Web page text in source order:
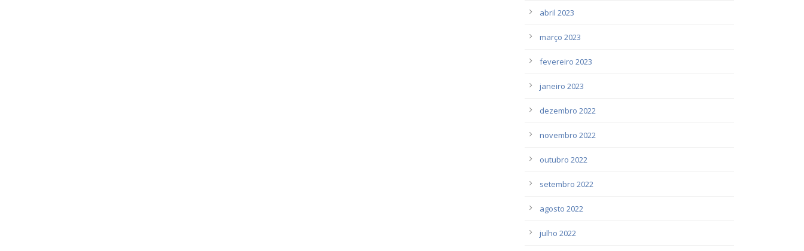
abril 2023
março 2023
fevereiro 2023
janeiro 2023
dezembro 2022
novembro 2022
outubro 2022
setembro 2022
agosto 2022
julho 2022